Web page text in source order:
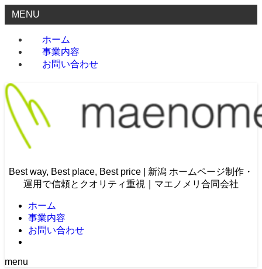
MENU
ホーム
事業内容
お問い合わせ
Best way, Best place, Best price | 新潟 ホームページ制作・
運用で信頼とクオリティ重視｜マエノメリ合同会社
ホーム
事業内容
お問い合わせ
menu